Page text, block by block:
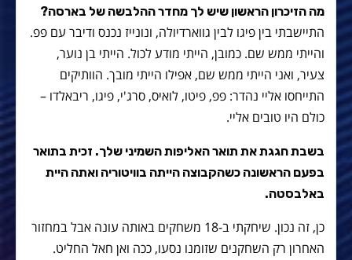
מה הזיכרון הראשון שיש לך מחדר ההלבשה של בארסה?
התיישבתי בין פיגו לבין גווארדיולה, ונונייז נכנס ודיבר עם פפ.
והייתי ממש שם. כמובן, הייתי מודע לכול. הייתי בן נוער,
צעיר, ואני הייתי ממש שם, אפילו הייתי מובך. הוותיקים
התייחסו אליי נהדר: פפ, פיטו, לואיס, סרג'י, פיגו, ריבאלדו –
כולם היו טובים אליי.
בשבת חגגת את תואר האליפות השמיני שלך. זכית בתואר
בפעם הראשונה כשהקבוצה הייתה בוויטוריה ואתה היית
באלבסטה.
כן, זה נכון. שיחקתי ב-18 משחקים באותה עונה אבל במחזור
האחרון רק השחקנים שזומנו נסעו, ככה ואן חאל החליט.